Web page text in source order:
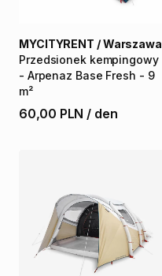
Przedsionek kempingowy
- Arpenaz Base Fresh - 9
m²
MYCITYRENT / Warszawa
60,00 PLN / den